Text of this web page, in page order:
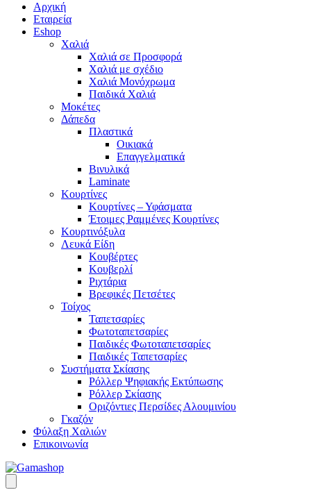
Αρχική
Εταιρεία
Eshop
Χαλιά
Χαλιά σε Προσφορά
Χαλιά με σχέδιο
Χαλιά Μονόχρωμα
Παιδικά Χαλιά
Μοκέτες
Δάπεδα
Πλαστικά
Οικιακά
Επαγγελματικά
Βινυλικά
Laminate
Κουρτίνες
Κουρτίνες – Υφάσματα
Έτοιμες Ραμμένες Κουρτίνες
Κουρτινόξυλα
Λευκά Είδη
Κουβέρτες
Κουβερλί
Ριχτάρια
Βρεφικές Πετσέτες
Τοίχος
Ταπετσαρίες
Φωτοταπετσαρίες
Παιδικές Φωτοταπετσαρίες
Παιδικές Ταπετσαρίες
Συστήματα Σκίασης
Ρόλλερ Ψηφιακής Εκτύπωσης
Ρόλλερ Σκίασης
Οριζόντιες Περσίδες Αλουμινίου
Γκαζόν
Φύλαξη Χαλιών
Επικοινωνία